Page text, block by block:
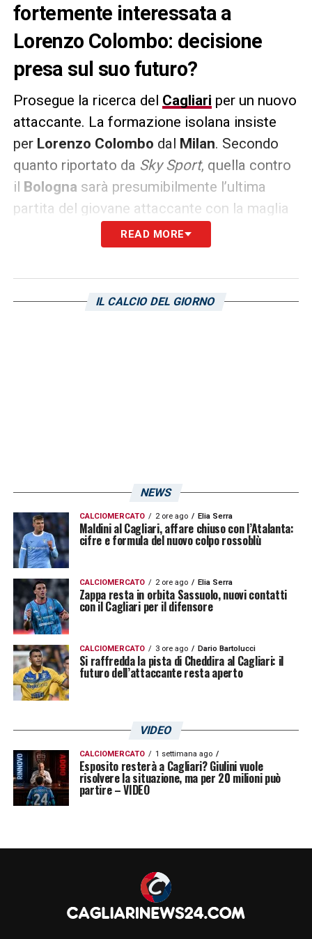
fortemente interessata a
Lorenzo Colombo: decisione
presa sul suo futuro?
Prosegue la ricerca del Cagliari per un nuovo
attaccante. La formazione isolana insiste
per Lorenzo Colombo dal Milan. Secondo
quanto riportato da Sky Sport, quella contro
il Bologna sarà presumibilmente l’ultima
partita del giovane attaccante con la maglia
rossonera in questa stagione. Colombo
infatti partirà con la formula del prestito. Il
in vantaggio e sarebbe in pole per assicurarsi
READ MORE
IL CALCIO DEL GIORNO
NEWS
CALCIOMERCATO 2 ore ago Elia Serra
Maldini al Cagliari, affare chiuso con l’Atalanta:
cifre e formula del nuovo colpo rossoblù
CALCIOMERCATO 2 ore ago Elia Serra
Zappa resta in orbita Sassuolo, nuovi contatti
con il Cagliari per il difensore
CALCIOMERCATO 3 ore ago Dario Bartolucci
Si raffredda la pista di Cheddira al Cagliari: il
futuro dell’attaccante resta aperto
VIDEO
CALCIOMERCATO 1 settimana ago
Esposito resterà a Cagliari? Giulini vuole
risolvere la situazione, ma per 20 milioni può
partire – VIDEO